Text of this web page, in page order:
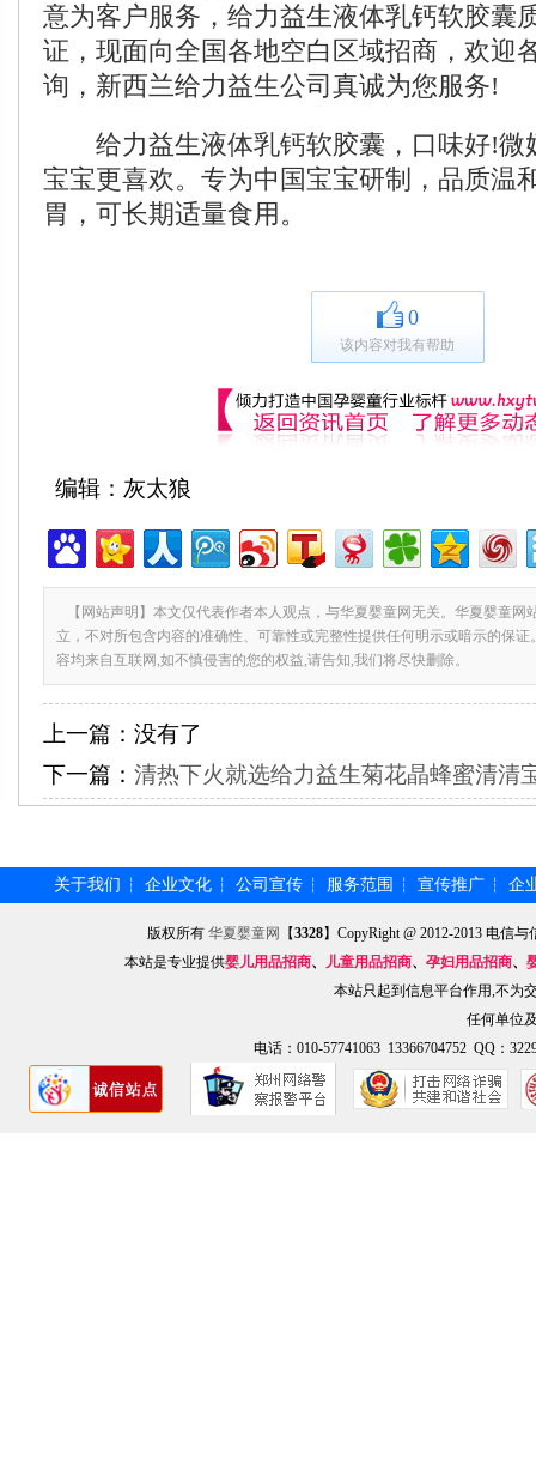
意为客户服务，给力益生液体乳钙软胶囊
证，现面向全国各地空白区域招商，欢迎
询，新西兰给力益生公司真诚为您服务!
给力益生液体乳钙软胶囊，口味好!微
宝宝更喜欢。专为中国宝宝研制，品质温
胃，可长期适量食用。
0
该内容对我有帮助
编辑：灰太狼
【网站声明】本文仅代表作者本人观点，与华夏婴童网无关。华夏婴童网
立，不对所包含内容的准确性、可靠性或完整性提供任何明示或暗示的保
容均来自互联网,如不慎侵害的您的权益,请告知,我们将尽快删除。
上一篇： 没有了
下一篇： 清热下火就选给力益生菊花晶蜂蜜清清
关于我们 ┆ 企业文化 ┆ 公司宣传 ┆ 服务范围 ┆ 宣传推广 ┆ 企
版权所有华夏婴童网 【3328】CopyRight @ 2012-2013 电信
本站是专业提供婴儿用品招商、 儿童用品招商、 孕妇用品招商、
本站只起到信息平台作用,不为
任何单位
电话：010-57741063 13366704752 QQ：